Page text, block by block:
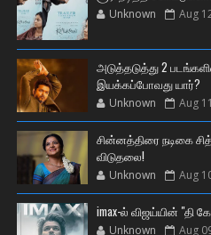
Unknown Aug
அடுத்தடுத்து 2
இயக்கப்போவது யார்?
Unknown Aug
சின்னத்திரை நடிகை
விடுதலை!
Unknown Aug
imax-ல் விஜய்யின் "தி
Unknown Aug